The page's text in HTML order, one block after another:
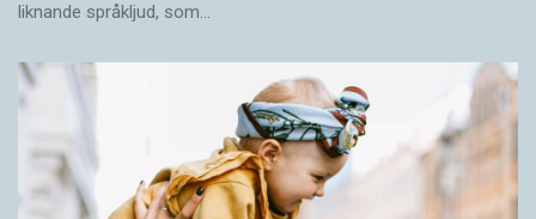
liknande språkljud, som…